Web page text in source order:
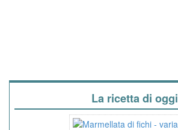
La ricetta di oggi